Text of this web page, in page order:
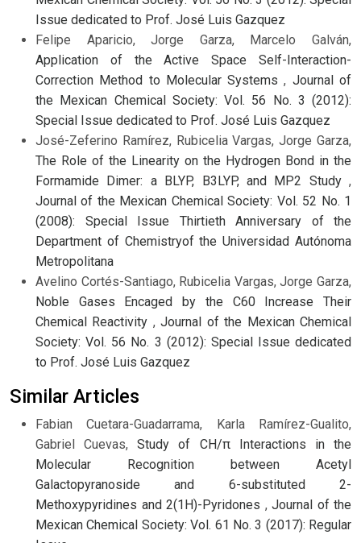
Issue dedicated to Prof. José Luis Gazquez
Felipe Aparicio, Jorge Garza, Marcelo Galván,
Application of the Active Space Self-Interaction-
Correction Method to Molecular Systems, Journal of
the Mexican Chemical Society: Vol. 56 No. 3 (2012):
Special Issue dedicated to Prof. José Luis Gazquez
José-Zeferino Ramírez, Rubicelia Vargas, Jorge Garza,
The Role of the Linearity on the Hydrogen Bond in the
Formamide Dimer: a BLYP, B3LYP, and MP2 Study ,
Journal of the Mexican Chemical Society: Vol. 52 No. 1
(2008): Special Issue Thirtieth Anniversary of the
Department of Chemistryof the Universidad Autónoma
Metropolitana
Avelino Cortés-Santiago, Rubicelia Vargas, Jorge Garza,
Noble Gases Encaged by the C60 Increase Their
Chemical Reactivity ,Journal of the Mexican Chemical
Society: Vol. 56 No. 3 (2012): Special Issue dedicated
to Prof. José Luis Gazquez
Similar Articles
Fabian Cuetara-Guadarrama, Karla Ramírez-Gualito,
Gabriel Cuevas,Study of CH/π Interactions in the
Molecular Recognition between Acetyl
Galactopyranoside and 6-substituted 2-
Methoxypyridines and 2(1H)-Pyridones , Journal of the
Mexican Chemical Society: Vol. 61 No. 3 (2017): Regular